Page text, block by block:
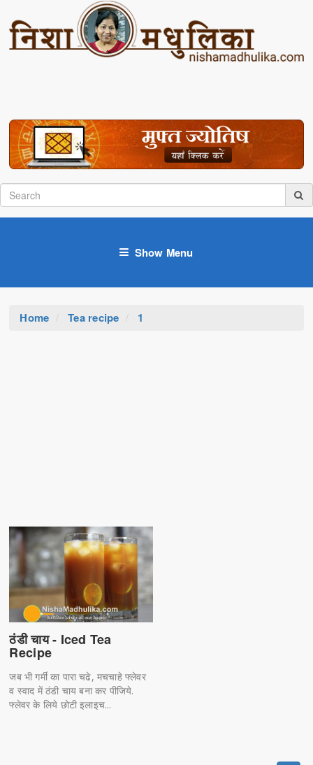
Show Menu
Home Tea recipe 1
ठंडी चाय - Iced Tea
Recipe
जब भी गर्मी का पारा चढे, मचचाहे फ्लेवर
व स्वाद में ठंडी चाय बना कर पीजिये.
फ्लेवर के लिये छोटी इलाइच...